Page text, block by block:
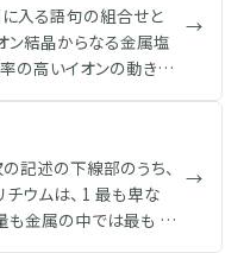
器として広く使われて
の重縮合で合成される
ネートは、加工性も耐
広く用いられている。
重合されるポリウレ
であるアラミドは、ナ
、耐熱性が低く、引張
入る語句の組合せと
ン結晶からなる金属塩
の高いイオンの動きや
圧を加えると、イオン
出してくる。これを利
のできない【 A 】など
取したり、あるいは電
。 溶融塩電解を行っ
→
記述の下線部のうち、
ウムは、 1 最も卑な
も金属の中では最も 2
gの大きな重量容量密
→